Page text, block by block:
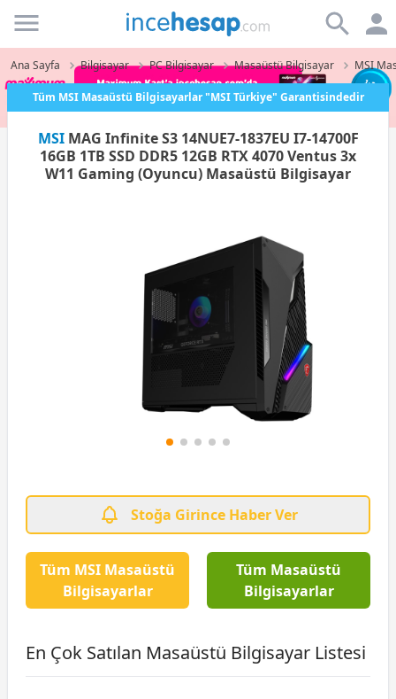
Incehesap
Ana Sayfa Bilgisayar PC Bilgisayar Masaüstü Bilgisayar MSI
Tüm MSI Masaüstü Bilgisayarlar "MSI Türkiye" Garantisindedir
MSIMAG Infinite S3 14NUE7-1837EU I7-14700F
16GB 1TB SSD DDR5 12GB RTX 4070 Ventus 3x
W11 Gaming (Oyuncu) Masaüstü Bilgisayar
Stoğa Girince Haber Ver
Tüm MSI Masaüstü
Bilgisayarlar
Tüm Masaüstü
Bilgisayarlar
En Çok Satılan Masaüstü Bilgisayar Listesi